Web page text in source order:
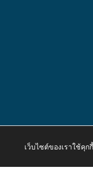
Copyright © 2026 All Right
เว็บไซต์ของเราใช้คุ